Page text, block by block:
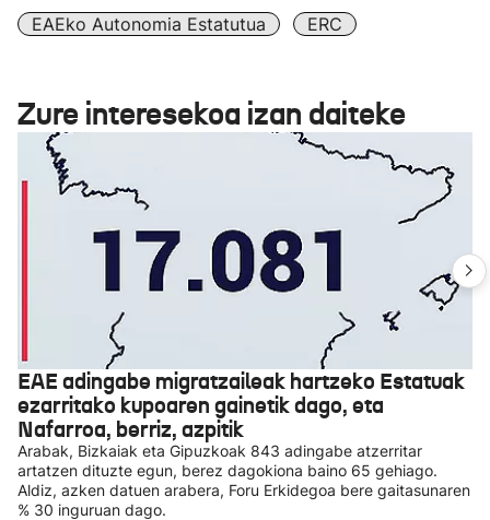
EAEko Autonomia Estatutua
ERC
Zure interesekoa izan daiteke
EAE adingabe migratzaileak hartzeko Estatuak
ezarritako kupoaren gainetik dago, eta
Nafarroa, berriz, azpitik
Arabak, Bizkaiak eta Gipuzkoak 843 adingabe atzerritar
artatzen dituzte egun, berez dagokiona baino 65 gehiago.
Aldiz, azken datuen arabera, Foru Erkidegoa bere gaitasunaren
% 30 inguruan dago.